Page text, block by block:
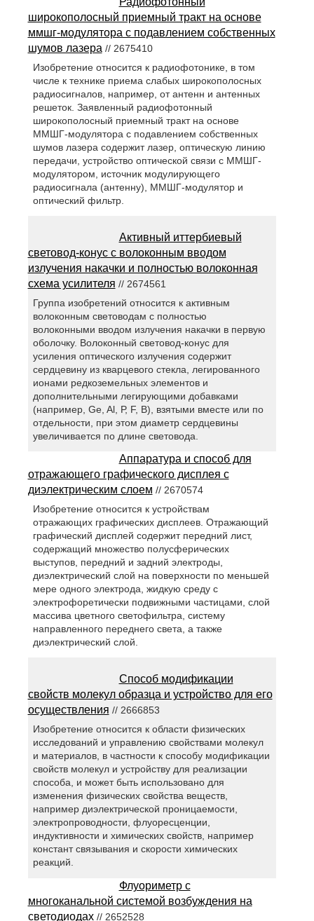
широкополосный приемный тракт на основе
ммшг-модулятора с подавлением собственных
шумов лазера // 2675410
Изобретение относится к радиофотонике, в том
числе к технике приема слабых широкополосных
радиосигналов, например, от антенн и антенных
решеток. Заявленный радиофотонный
широкополосный приемный тракт на основе
ММШГ-модулятора с подавлением собственных
шумов лазера содержит лазер, оптическую линию
передачи, устройство оптической связи с ММШГ-
модулятором, источник модулирующего
радиосигнала (антенну), ММШГ-модулятор и
оптический фильтр.
Активный иттербиевый
световод-конус с волоконным вводом
излучения накачки и полностью волоконная
схема усилителя // 2674561
Группа изобретений относится к активным
волоконным световодам с полностью
волоконными вводом излучения накачки в первую
оболочку. Волоконный световод-конус для
усиления оптического излучения содержит
сердцевину из кварцевого стекла, легированного
ионами редкоземельных элементов и
дополнительными легирующими добавками
(например, Ge, Al, Р, F, В), взятыми вместе или по
отдельности, при этом диаметр сердцевины
увеличивается по длине световода.
Аппаратура и способ для
отражающего графического дисплея с
диэлектрическим слоем // 2670574
Изобретение относится к устройствам
отражающих графических дисплеев. Отражающий
графический дисплей содержит передний лист,
содержащий множество полусферических
выступов, передний и задний электроды,
диэлектрический слой на поверхности по меньшей
мере одного электрода, жидкую среду с
электрофоретически подвижными частицами, слой
массива цветного светофильтра, систему
направленного переднего света, а также
диэлектрический слой.
Способ модификации
свойств молекул образца и устройство для его
осуществления // 2666853
Изобретение относится к области физических
исследований и управлению свойствами молекул
и материалов, в частности к способу модификации
свойств молекул и устройству для реализации
способа, и может быть использовано для
изменения физических свойства веществ,
например диэлектрической проницаемости,
электропроводности, флуоресценции,
индуктивности и химических свойств, например
констант связывания и скорости химических
реакций.
Флуориметр с
многоканальной системой возбуждения на
светодиодах// 2652528